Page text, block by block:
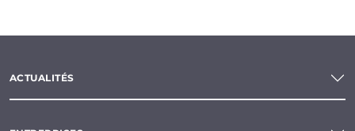
ACTUALITÉS